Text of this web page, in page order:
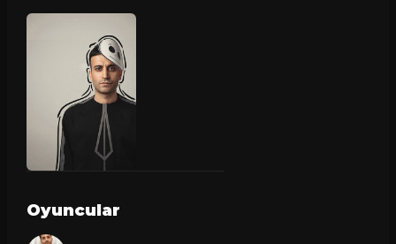
Oyuncular